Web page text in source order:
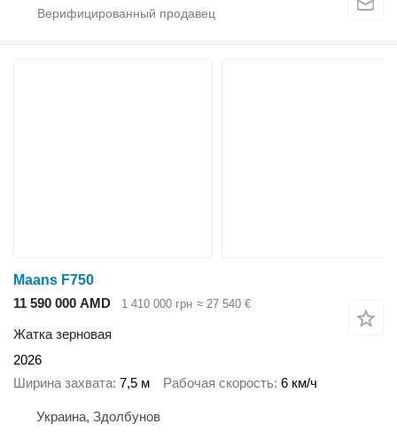
Maans F750
11 590 000 AMD
1 410 000 грн ≈ 27 540 €
Жатка зерновая
2026
Ширина захвата 7,5 м Рабочая скорость 6 км/ч
Украина, Здолбунов